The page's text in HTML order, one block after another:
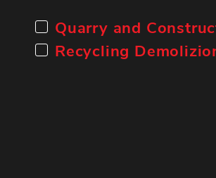
Quarry and
Recycling